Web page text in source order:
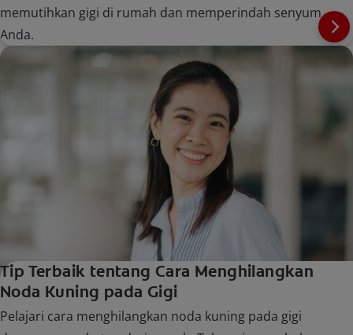
memutihkan gigi di rumah dan memperindah senyum
Anda.
Tip Terbaik tentang Cara Menghilangkan
Noda Kuning pada Gigi
Pelajari cara menghilangkan noda kuning pada gigi